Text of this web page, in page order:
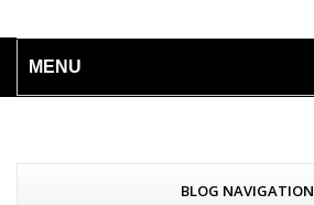
MENU
BLOG NAVIGATION